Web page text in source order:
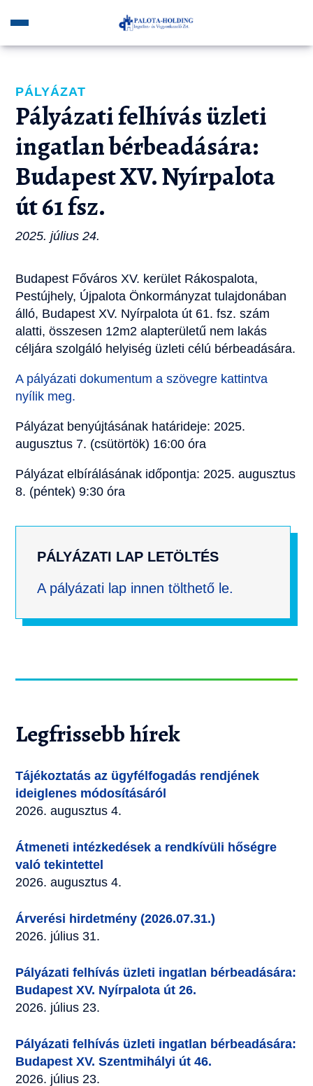
PÁLYÁZAT
Pályázati felhívás üzleti
ingatlan bérbeadására:
Budapest XV. Nyírpalota
út 61 fsz.
2025. július 24.
Budapest Főváros XV. kerület Rákospalota,
Pestújhely, Újpalota Önkormányzat tulajdonában
álló, Budapest XV. Nyírpalota út 61. fsz. szám
alatti, összesen 12m2 alapterületű nem lakás
céljára szolgáló helyiség üzleti célú bérbeadására.
A pályázati dokumentum a szövegre kattintva
nyílik meg.
Pályázat benyújtásának határideje: 2025.
augusztus 7. (csütörtök) 16:00 óra
Pályázat elbírálásának időpontja: 2025. augusztus
8. (péntek) 9:30 óra
PÁLYÁZATI LAP LETÖLTÉS
A pályázati lap innen tölthető le.
Legfrissebb hírek
Tájékoztatás az ügyfélfogadás rendjének
ideiglenes módosításáról
2026. augusztus 4.
Átmeneti intézkedések a rendkívüli hőségre
való tekintettel
2026. augusztus 4.
Árverési hirdetmény (2026.07.31.)
2026. július 31.
Pályázati felhívás üzleti ingatlan bérbeadására:
Budapest XV. Nyírpalota út 26.
2026. július 23.
Pályázati felhívás üzleti ingatlan bérbeadására:
Budapest XV. Szentmihályi út 46.
2026. július 23.